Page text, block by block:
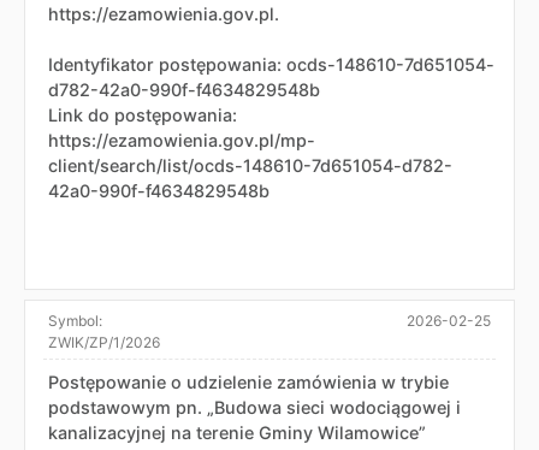
https://ezamowienia.gov.pl.
Identyfikator postępowania: ocds-148610-7d651054-
d782-42a0-990f-f4634829548b
Link do postępowania:
https://ezamowienia.gov.pl/mp-
client/search/list/ocds-148610-7d651054-d782-
42a0-990f-f4634829548b
Symbol:
ZWIK/ZP/1/2026
2026-02-25
Postępowanie o udzielenie zamówienia w trybie
podstawowym pn. „Budowa sieci wodociągowej i
kanalizacyjnej na terenie Gminy Wilamowice”